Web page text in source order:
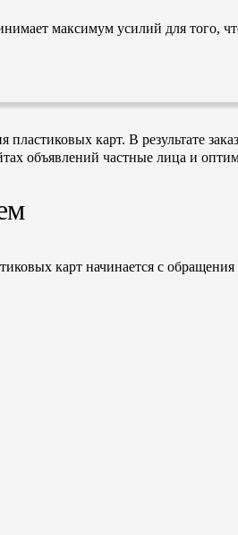
максимум усилий для того,
карт. В результате
объявлений частные лица и
карт начинается с